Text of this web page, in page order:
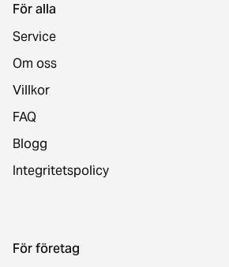
För alla
Service
Om oss
Villkor
FAQ
Blogg
Integritetspolicy
För företag